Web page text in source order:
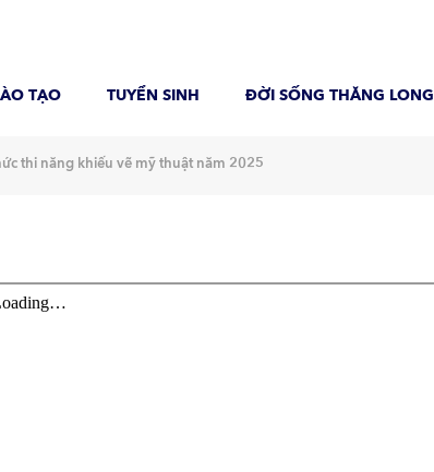
TẠO TUYỂN SINH ĐỜI SỐNG THĂNG LONG
thi năng khiếu vẽ mỹ thuật năm 2025